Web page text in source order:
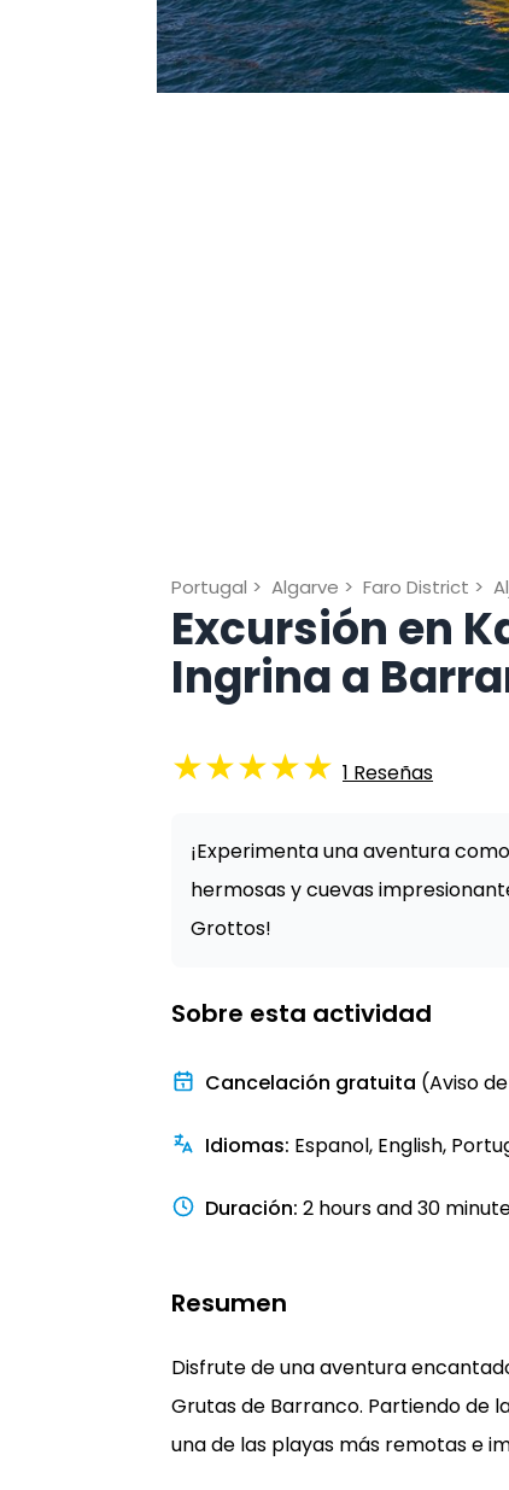
Portugal > Algarve > Faro District >
Excursión en
Ingrina a
★★★★★ 1 Reseñas
¡Experimenta una aventura
hermosas y cuevas
Grottos!
Sobre esta actividad
Cancelación gratuita (Aviso
Idiomas: Espanol, English,
Duración: 2 hours and 30
Resumen
Disfrute de una aventura
Grutas de Barranco. Partiendo de
una de las playas más remotas e